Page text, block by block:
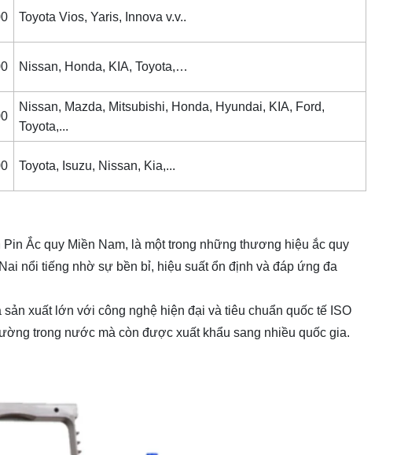
Toyota Vios, Yaris, Innova v.v..
Nissan, Honda, KIA, Toyota,…
Nissan, Mazda, Mitsubishi, Honda, Hyundai, KIA, Ford,
Toyota,...
Toyota, Isuzu, Nissan, Kia,...
Ắc quy Miền Nam, là một trong những thương hiệu ắc quy
nổi tiếng nhờ sự bền bỉ, hiệu suất ổn định và đáp ứng đa
xuất lớn với công nghệ hiện đại và tiêu chuẩn quốc tế ISO
trong nước mà còn được xuất khẩu sang nhiều quốc gia.